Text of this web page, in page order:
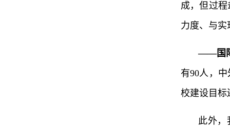
成，但过
力度、与实
——国
有90人，
校建设目标
此外，